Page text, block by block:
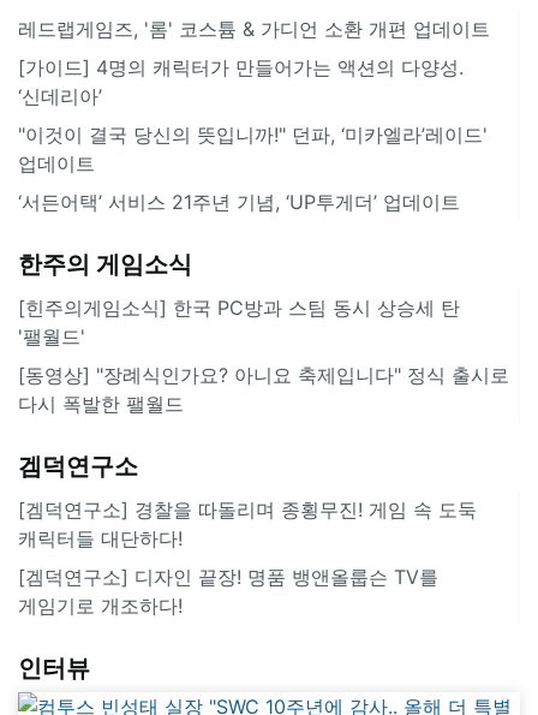
레드랩게임즈, '롬' 코스튬 & 가디언 소환 개편 업데이트
[가이드] 4명의 캐릭터가 만들어가는 액션의 다양성.
‘신데리아’
"이것이 결국 당신의 뜻입니까!" 던파, ‘미카엘라’레이드'
업데이트
‘서든어택’ 서비스 21주년 기념, ‘UP투게더’ 업데이트
한주의 게임소식
[힌주의게임소식] 한국 PC방과 스팀 동시 상승세 탄
'팰월드'
[동영상] "장례식인가요? 아니요 축제입니다" 정식 출시로
다시 폭발한 팰월드
겜덕연구소
[겜덕연구소] 경찰을 따돌리며 종횡무진! 게임 속 도둑
캐릭터들 대단하다!
[겜덕연구소] 디자인 끝장! 명품 뱅앤올룹슨 TV를
게임기로 개조하다!
인터뷰